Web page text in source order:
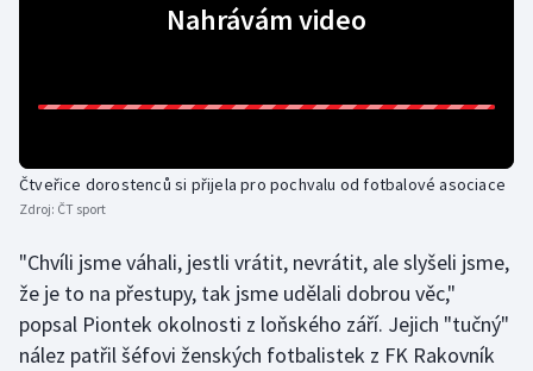
Krasobruslení
Lyže a snowboard
Moderní pětiboj
Motorsport
Nahrávám video
Čtveřice dorostenců si přijela pro pochvalu od fotbalové asociace
Zdroj: ČT sport
"Chvíli jsme váhali, jestli vrátit, nevrátit, ale slyšeli jsme,
že je to na přestupy, tak jsme udělali dobrou věc,"
popsal Piontek okolnosti z loňského září. Jejich "tučný"
nález patřil šéfovi ženských fotbalistek z FK Rakovník